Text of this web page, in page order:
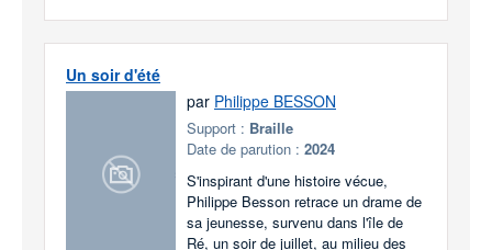
Un soir d'été
par Philippe BESSON
Support : Braille
Date de parution : 2024
S'inspirant d'une histoire vécue,
Philippe Besson retrace un drame de
sa jeunesse, survenu dans l'île de
Ré, un soir de juillet, au milieu des